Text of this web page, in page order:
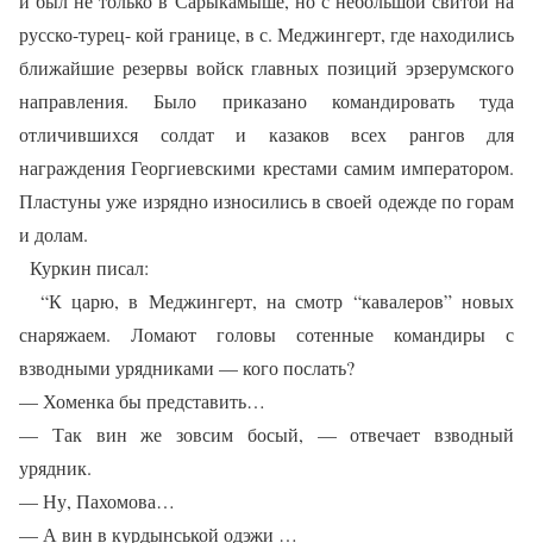
русско-турец- кой границе, в с. Меджингерт, где находились
ближайшие резервы войск главных позиций эрзерумского
направления. Было приказано командировать туда
отличившихся солдат и казаков всех рангов для
награждения Георгиевскими крестами самим императором.
Пластуны уже изрядно износились в своей одежде по горам
и долам.
Куркин писал:
“К царю, в Меджингерт, на смотр “кавалеров” новых
снаряжаем. Ломают головы сотенные командиры с
взводными урядниками — кого послать?
— Хоменка бы представить…
— Так вин же зовсим босый, — отвечает взводный
урядник.
— Ну, Пахомова…
— А вин в курдынськой одэжи …